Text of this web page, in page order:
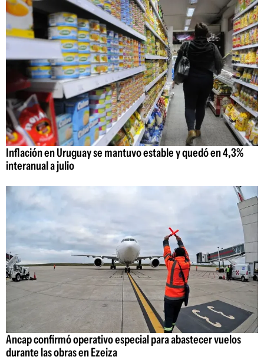
Inflación en Uruguay se mantuvo estable y quedó en 4,3%
interanual a julio
Ancap confirmó operativo especial para abastecer vuelos
durante las obras en Ezeiza